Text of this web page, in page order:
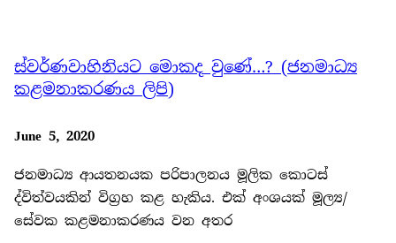
ස්වර්ණවාහිනියට මොකද වුණේ…? (ජනමාධ්‍ය
කළමනාකරණය ලිපි)
June 5, 2020
ජනමාධ්‍ය ආයතනයක පරිපාලනය මූලික කොටස්
ද්විත්වයකින් විග්‍රහ කළ හැකිය. එක් අංශයක් මූල්‍ය/
සේවක කළමනාකරණය වන අතර